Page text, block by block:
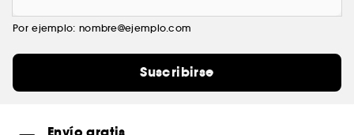
Por ejemplo: nombre@ejemplo.com
Suscribirse